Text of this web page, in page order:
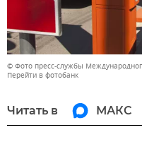
© Фото пресс-службы
Перейти в фотобанк
Читать в МАКС